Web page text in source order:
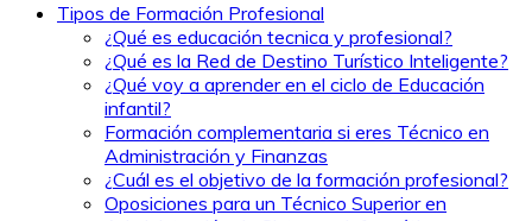
Tipos de Formación Profesional
¿Qué es educación tecnica y profesional?
¿Qué es la Red de Destino Turístico Inteligente?
¿Qué voy a aprender en el ciclo de Educación
infantil?
Formación complementaria si eres Técnico en
Administración y Finanzas
¿Cuál es el objetivo de la formación profesional?
Oposiciones para un Técnico Superior en